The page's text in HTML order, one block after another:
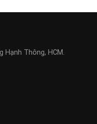
Hạnh Thông, HCM.